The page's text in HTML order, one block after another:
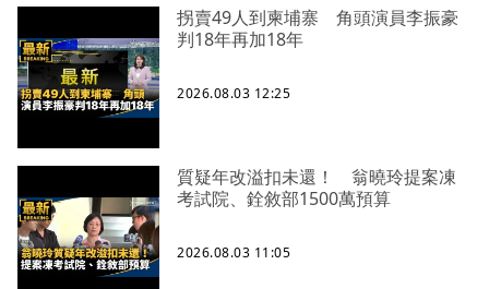
拐賣49人到柬埔寨 角頭演員李振豪
判18年再加18年
2026.08.03 12:25
質疑年改溢扣未還！ 翁曉玲提案凍
考試院、銓敘部1500萬預算
2026.08.03 11:05